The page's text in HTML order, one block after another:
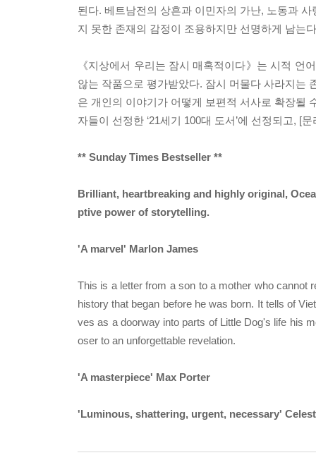
된다. 베트남전의 상흔과 이민자의 가난, 노동과
지 못한 존재의 감정이 조용하지만 선명하게 남는
《지상에서 우리는 잠시 매혹적이다》는 시적 언
않는 작품으로 평가받았다. 잠시 머물다 사라지는
은 개인의 이야기가 어떻게 보편적 서사로 확장될
자들이 선정한 ‘21세기 100대 도서’에 선정되고, [
** Sunday Times Bestseller **
Brilliant, heartbreaking and highly original,
ptive power of storytelling.
'A marvel' Marlon James
This is a letter from a son to a mother who cannot
history that began before he was born. It tells of
ves as a doorway into parts of Little Dog's life his
oser to an unforgettable revelation.
'A masterpiece' Max Porter
'Luminous, shattering, urgent, necessary'